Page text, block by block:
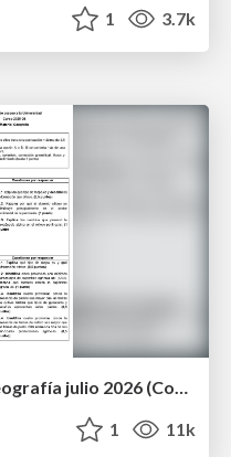
1 3.7k
Examen de Selectividad. Geografía julio 2026 (Convocatoria Extraordinaria). UCLM
1 11k